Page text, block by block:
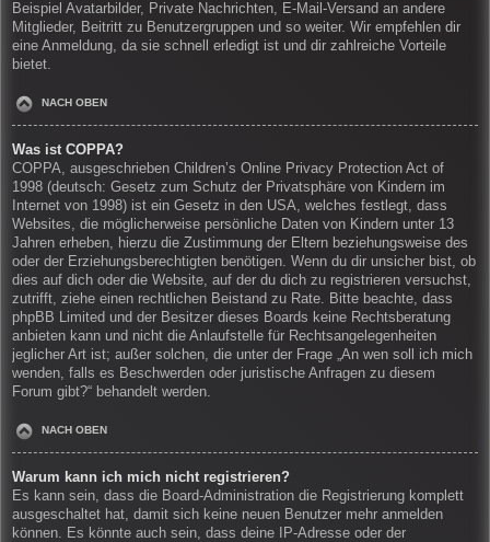
Beispiel Avatarbilder, Private Nachrichten, E-Mail-Versand an andere
Mitglieder, Beitritt zu Benutzergruppen und so weiter. Wir empfehlen dir
eine Anmeldung, da sie schnell erledigt ist und dir zahlreiche Vorteile
bietet.
NACH OBEN
Was ist COPPA?
COPPA, ausgeschrieben Children’s Online Privacy Protection Act of
1998 (deutsch: Gesetz zum Schutz der Privatsphäre von Kindern im
Internet von 1998) ist ein Gesetz in den USA, welches festlegt, dass
Websites, die möglicherweise persönliche Daten von Kindern unter 13
Jahren erheben, hierzu die Zustimmung der Eltern beziehungsweise des
oder der Erziehungsberechtigten benötigen. Wenn du dir unsicher bist, ob
dies auf dich oder die Website, auf der du dich zu registrieren versuchst,
zutrifft, ziehe einen rechtlichen Beistand zu Rate. Bitte beachte, dass
phpBB Limited und der Besitzer dieses Boards keine Rechtsberatung
anbieten kann und nicht die Anlaufstelle für Rechtsangelegenheiten
jeglicher Art ist; außer solchen, die unter der Frage „An wen soll ich mich
wenden, falls es Beschwerden oder juristische Anfragen zu diesem
Forum gibt?“ behandelt werden.
NACH OBEN
Warum kann ich mich nicht registrieren?
Es kann sein, dass die Board-Administration die Registrierung komplett
ausgeschaltet hat, damit sich keine neuen Benutzer mehr anmelden
können. Es könnte auch sein, dass deine IP-Adresse oder der